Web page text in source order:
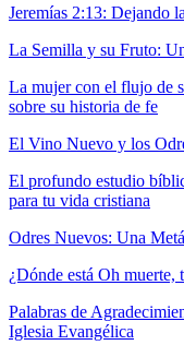
Jeremías 2:13: Dejando
La Semilla y su Fruto:
La mujer con el flujo de
sobre su historia de fe
El Vino Nuevo y los
El profundo estudio
para tu vida cristiana
Odres Nuevos: Una
¿Dónde está Oh
Palabras de
Iglesia Evangélica